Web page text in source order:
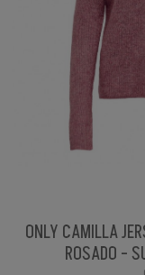
ONLY CAMILLA
ROSADO -